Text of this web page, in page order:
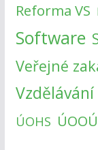
Reforma VS
Software
Veřejné
Vzdělávání
ÚOHS ÚOOÚ